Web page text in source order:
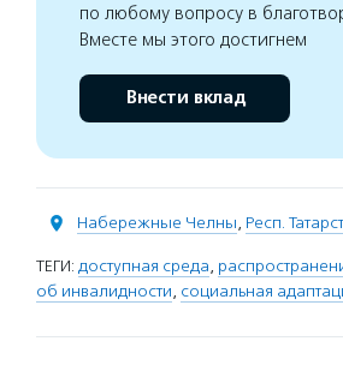
по любому вопросу в
Вместе мы этого достигнем
Внести вклад
Набережные Челны, Респ.
ТЕГИ: доступная среда,
об инвалидности, социальная